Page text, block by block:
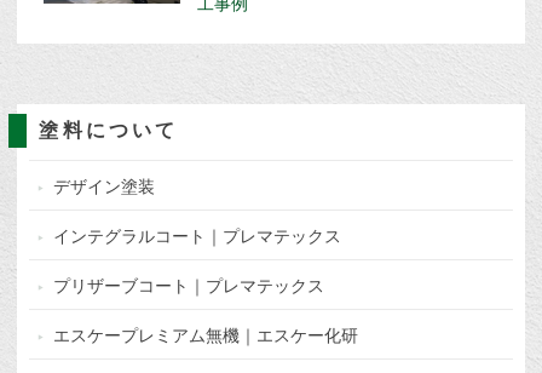
工事例
塗料について
デザイン塗装
インテグラルコート｜プレマテックス
プリザーブコート｜プレマテックス
エスケープレミアム無機｜エスケー化研